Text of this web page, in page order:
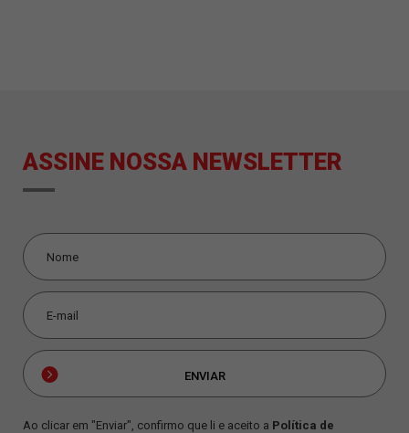
ASSINE NOSSA NEWSLETTER
Ao clicar em "Enviar", confirmo que li e aceito a Política de